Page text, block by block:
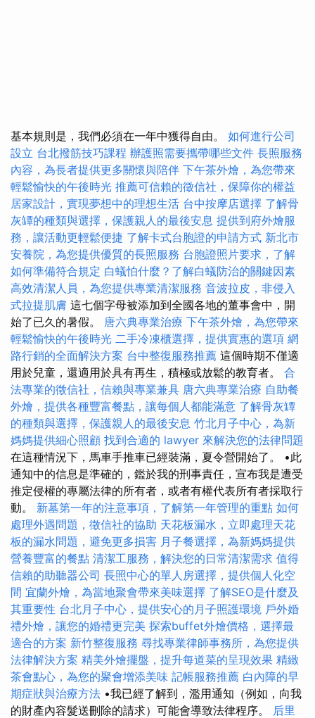
基本規則是，我們必須在一年中獲得自由。 如何進行公司
設立 台北撥筋技巧課程 辦護照需要攜帶哪些文件 長照服務
內容，為長者提供更多關懷與陪伴 下午茶外燴，為您帶來
輕鬆愉快的午後時光 推薦可信賴的徵信社，保障你的權益
居家設計，實現夢想中的理想生活 台中按摩店選擇 了解骨
灰罈的種類與選擇，保護親人的最後安息 提供到府外燴服
務，讓活動更輕鬆便捷 了解卡式台胞證的申請方式 新北市
安養院，為您提供優質的長照服務 台胞證照片要求，了解
如何準備符合規定 白蟻怕什麼？了解白蟻防治的關鍵因素
高效清潔人員，為您提供專業清潔服務 音波拉皮，非侵入
式拉提肌膚 這七個字母被添加到全國各地的董事會中，開
始了已久的暑假。 唐六典專業治療 下午茶外燴，為您帶來
輕鬆愉快的午後時光 二手冷凍櫃選擇，提供實惠的選項 網
路行銷的全面解決方案 台中整復服務推薦 這個時期不僅適
用於兒童，還適用於具有再生，積極或放鬆的教育者。 合
法專業的徵信社，信賴與專業兼具 唐六典專業治療 自助餐
外燴，提供各種豐富餐點，讓每個人都能滿意 了解骨灰罈
的種類與選擇，保護親人的最後安息 竹北月子中心，為新
媽媽提供細心照顧 找到合適的 lawyer 來解決您的法律問題
在這種情況下，馬車手推車已經裝滿，夏令營開始了。 •此
通知中的信息是準確的，鑑於我的刑事責任，宣布我是遭受
推定侵權的專屬法律的所有者，或者有權代表所有者採取行
動。 新墓第一年的注意事項，了解第一年管理的重點 如何
處理外遇問題，徵信社的協助 天花板漏水，立即處理天花
板的漏水問題，避免更多損害 月子餐選擇，為新媽媽提供
營養豐富的餐點 清潔工服務，解決您的日常清潔需求 值得
信賴的助聽器公司 長照中心的單人房選擇，提供個人化空
間 宜蘭外燴，為當地聚會帶來美味選擇 了解SEO是什麼及
其重要性 台北月子中心，提供安心的月子照護環境 戶外婚
禮外燴，讓您的婚禮更完美 探索buffet外燴價格，選擇最
適合的方案 新竹整復服務 尋找專業律師事務所，為您提供
法律解決方案 精美外燴擺盤，提升每道菜的呈現效果 精緻
茶會點心，為您的聚會增添美味 記帳服務推薦 白內障的早
期症狀與治療方法 •我已經了解到，濫用通知（例如，向我
的財產內容髮送刪除的請求）可能會導致法律程序。 后里